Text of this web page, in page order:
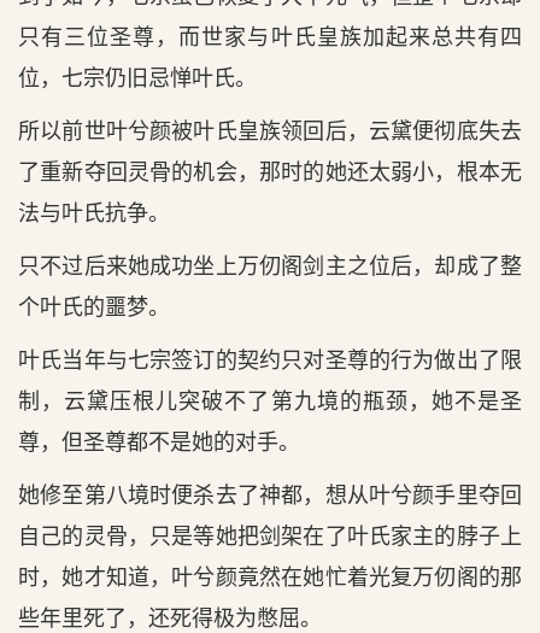
只有三位圣尊，而世家与叶氏皇族加起来总共有四
位，七宗仍旧忌惮叶氏。
所以前世叶兮颜被叶氏皇族领回后，云黛便彻底失去
了重新夺回灵骨的机会，那时的她还太弱小，根本无
法与叶氏抗争。
只不过后来她成功坐上万仞阁剑主之位后，却成了整
个叶氏的噩梦。
叶氏当年与七宗签订的契约只对圣尊的行为做出了限
制，云黛压根儿突破不了第九境的瓶颈，她不是圣
尊，但圣尊都不是她的对手。
她修至第八境时便杀去了神都，想从叶兮颜手里夺回
自己的灵骨，只是等她把剑架在了叶氏家主的脖子上
时，她才知道，叶兮颜竟然在她忙着光复万仞阁的那
些年里死了，还死得极为憋屈。